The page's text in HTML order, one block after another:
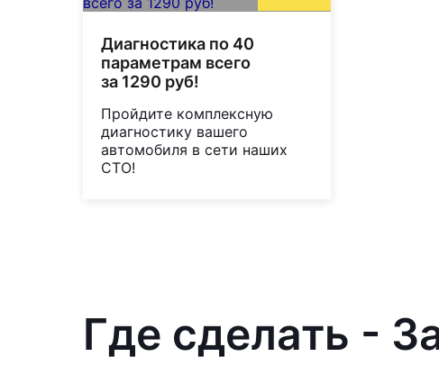
Диагностика по 40
параметрам всего
за 1290 руб!
Пройдите комплексную
диагностику вашего
автомобиля в сети наших
СТО!
Где сделать -